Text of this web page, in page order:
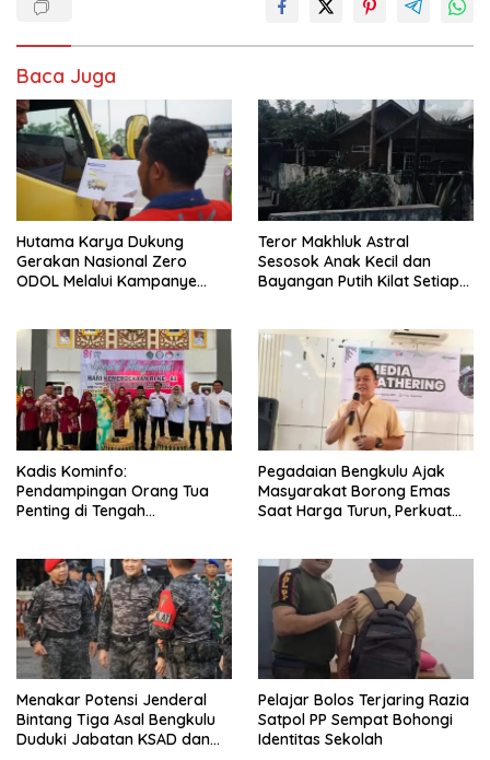
Baca Juga
Hutama Karya Dukung
Gerakan Nasional Zero
ODOL Melalui Kampanye
Teror Makhluk Astral
Sesosok Anak Kecil dan
Bayangan Putih Kilat Setiap
Kadis Kominfo:
Pendampingan Orang Tua
Penting di Tengah
Pegadaian Bengkulu Ajak
Masyarakat Borong Emas
Saat Harga Turun, Perkuat
Menakar Potensi Jenderal
Bintang Tiga Asal Bengkulu
Duduki Jabatan KSAD dan
Pelajar Bolos Terjaring Razia
Satpol PP Sempat Bohongi
Identitas Sekolah